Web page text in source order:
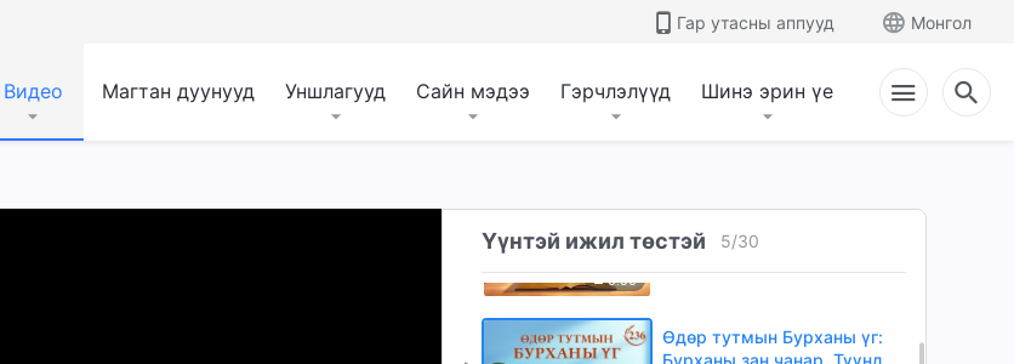
Гар утасны аппууд Монгол
Видео Магтан дуунууд Уншлагууд Сайн мэдээ Гэрчлэлүүд Шинэ эрин үе
Үүнтэй ижил төстэй 5/30
юу байгаа, Тэр юу болох |
Өдөр тутмын Бурханы үг:
Бурханы зан чанар, Түүнд
8:58
Өдөр тутмын Бурханы үг:
Бурханы зан чанар, Түүнд
Өдөр тутмын Бурханы үг:
Бурханы зан чанар, Түүнд